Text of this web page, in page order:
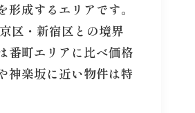
成するエリアです。
区・新宿区との境界
番町エリアに比べ価格
神楽坂に近い物件は特